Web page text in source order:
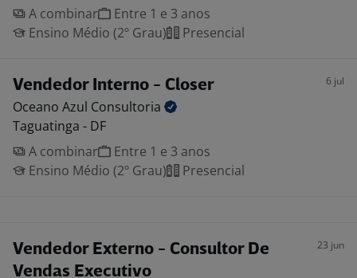
A combinar
Entre 1 e 3 anos
Ensino Médio (2º Grau)
Presencial
Vendedor Interno - Closer 6 jul
Oceano Azul Consultoria
Taguatinga - DF
A combinar
Entre 1 e 3 anos
Ensino Médio (2º Grau)
Presencial
Vendedor Externo - Consultor De
Vendas Executivo
23 jun